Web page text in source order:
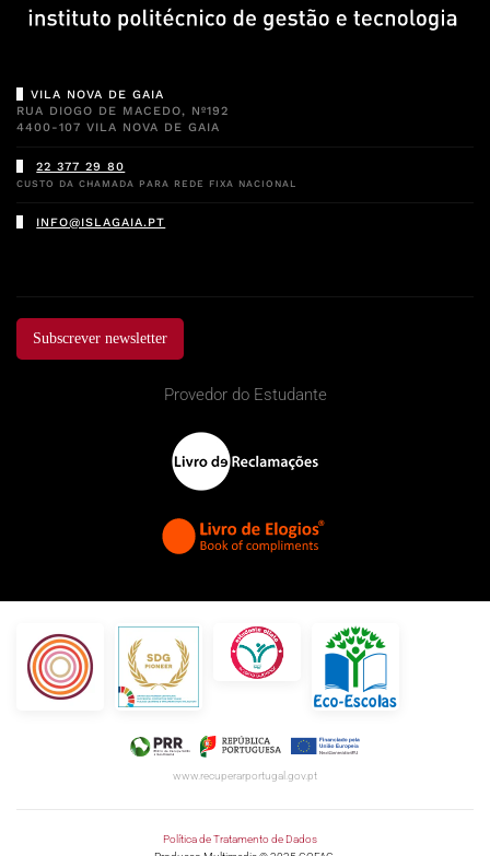
VILA NOVA DE GAIA
RUA DIOGO DE MACEDO, Nº192
4400-107 VILA NOVA DE GAIA
22 377 29 80
CUSTO DA CHAMADA PARA REDE FIXA NACIONAL
INFO@ISLAGAIA.PT
Subscrever newsletter
Provedor do Estudante
www.recuperarportugal.gov.pt
Política de Tratamento de Dados